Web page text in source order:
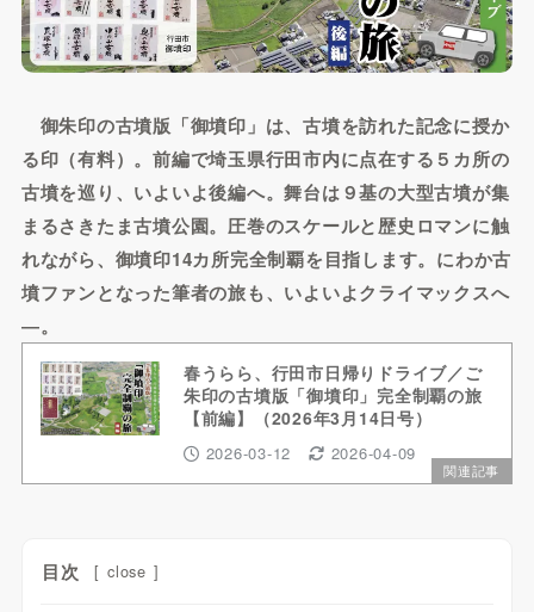
御朱印の古墳版「御墳印」は、古墳を訪れた記念に授か
る印（有料）。前編で埼玉県行田市内に点在する５カ所の
古墳を巡り、いよいよ後編へ。舞台は９基の大型古墳が集
まるさきたま古墳公園。圧巻のスケールと歴史ロマンに触
れながら、御墳印14カ所完全制覇を目指します。にわか古
墳ファンとなった筆者の旅も、いよいよクライマックスへ
―。
関連記事
春うらら、行田市日帰りドライブ／ご
朱印の古墳版「御墳印」完全制覇の旅
【前編】（2026年3月14日号）
2026-03-12 2026-04-09
目次 [ close ]